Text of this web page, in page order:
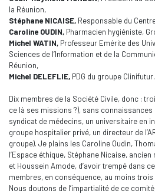
la Réunion,
Stéphane NICAISE, Responsable du
Caroline OUDIN, Pharmacien hygiéniste,
Michel WATIN, Professeur Emérite des
Sciences de l’Information et de la
Réunion,
Michel DELEFLIE, PDG du groupe Clinifutur.
Dix membres de la Société Civile, donc :
ce là ses missions ?), sans connaissances
syndicat de médecins, un universitaire en
groupe hospitalier privé, un directeur de
groupe). Je plains les Caroline Oudin,
l’Espace éthique, Stéphane Nicaise,
et Houssein Amode, d’avoir trempé dans
membres, en conséquence, au moins trois
Nous doutons de l’impartialité de ce